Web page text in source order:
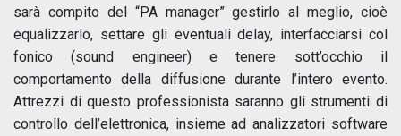
sarà compito del “PA manager” gestirlo al meglio, cioè
equalizzarlo, settare gli eventuali delay, interfacciarsi col
fonico (sound engineer) e tenere sott’occhio il
comportamento della diffusione durante l’intero evento.
Attrezzi di questo professionista saranno gli strumenti di
controllo dell’elettronica, insieme ad analizzatori software